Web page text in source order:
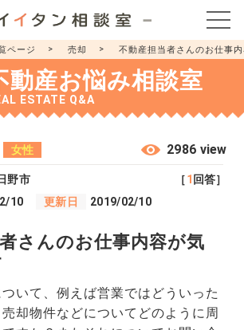
ページ 売却 不動産担当者さんのお仕事
動産お悩み相談室
ESTATE Q&A
女性
野市
10 更新日 2019/02/10
［1 回答］
2986 view
さんのお仕事内容が気
いて、例えば営業ではどういった
却物件などについてどのように周